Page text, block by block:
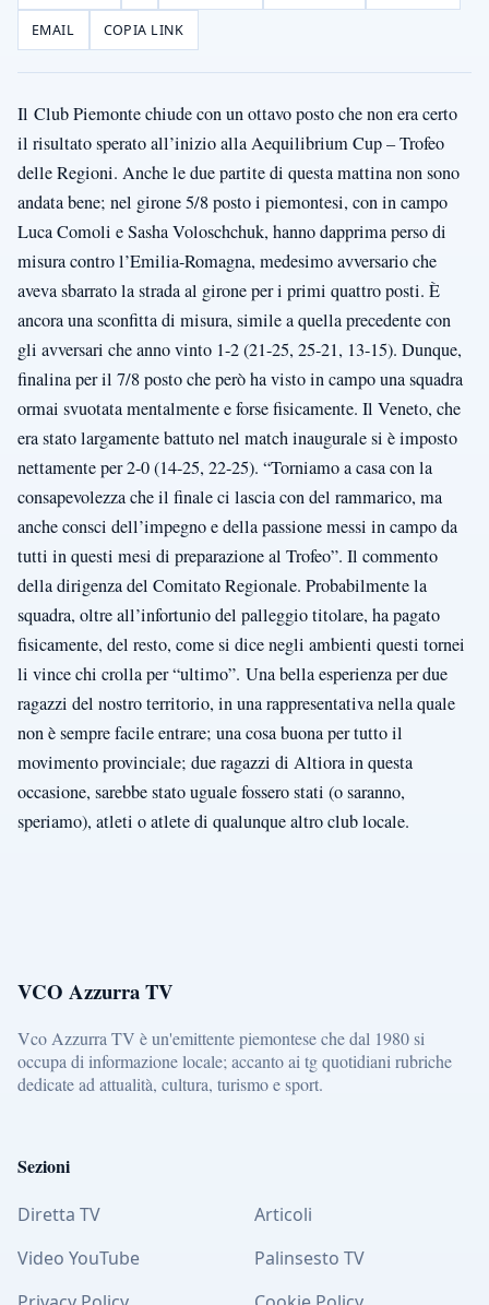
EMAIL COPIA LINK
Il Club Piemonte chiude con un ottavo posto che non era certo
il risultato sperato all’inizio alla Aequilibrium Cup – Trofeo
delle Regioni. Anche le due partite di questa mattina non sono
andata bene; nel girone 5/8 posto i piemontesi, con in campo
Luca Comoli e Sasha Voloschchuk, hanno dapprima perso di
misura contro l’Emilia-Romagna, medesimo avversario che
aveva sbarrato la strada al girone per i primi quattro posti. È
ancora una sconfitta di misura, simile a quella precedente con
gli avversari che anno vinto 1-2 (21-25, 25-21, 13-15). Dunque,
finalina per il 7/8 posto che però ha visto in campo una squadra
ormai svuotata mentalmente e forse fisicamente. Il Veneto, che
era stato largamente battuto nel match inaugurale si è imposto
nettamente per 2-0 (14-25, 22-25). “Torniamo a casa con la
consapevolezza che il finale ci lascia con del rammarico, ma
anche consci dell’impegno e della passione messi in campo da
tutti in questi mesi di preparazione al Trofeo”. Il commento
della dirigenza del Comitato Regionale. Probabilmente la
squadra, oltre all’infortunio del palleggio titolare, ha pagato
fisicamente, del resto, come si dice negli ambienti questi tornei
li vince chi crolla per “ultimo”. Una bella esperienza per due
ragazzi del nostro territorio, in una rappresentativa nella quale
non è sempre facile entrare; una cosa buona per tutto il
movimento provinciale; due ragazzi di Altiora in questa
occasione, sarebbe stato uguale fossero stati (o saranno,
speriamo), atleti o atlete di qualunque altro club locale.
VCO Azzurra TV
Vco Azzurra TV è un'emittente piemontese che dal 1980 si
occupa di informazione locale; accanto ai tg quotidiani rubriche
dedicate ad attualità, cultura, turismo e sport.
Sezioni
Diretta TV
Articoli
Video YouTube
Palinsesto TV